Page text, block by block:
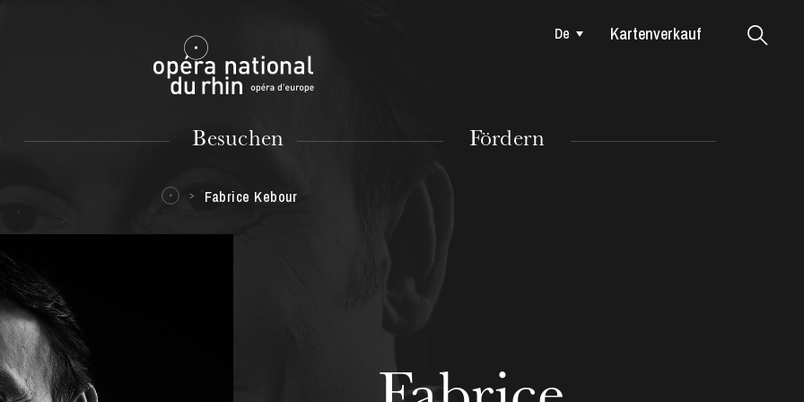
Mulhouse
De Kartenverkauf
Besuchen Fördern
Fabrice Kebour